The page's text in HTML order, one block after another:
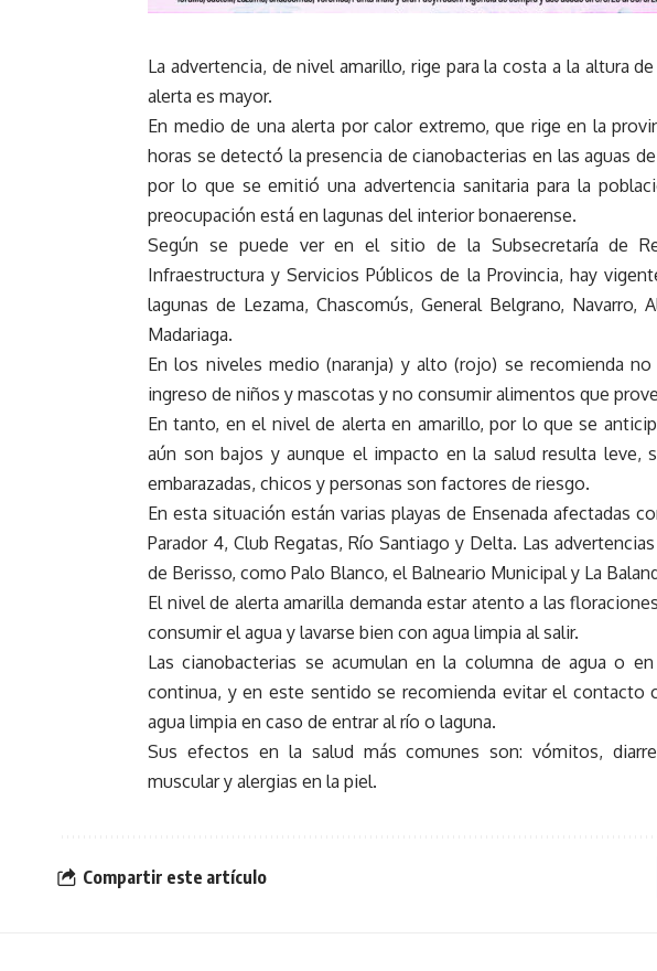
La advertencia, de nivel amarillo, rige para la costa a la altura
alerta es mayor.
En medio de una alerta por calor extremo, que rige en la
horas se detectó la presencia de cianobacterias en las aguas
por lo que se emitió una advertencia sanitaria para la
preocupación está en lagunas del interior bonaerense.
Según se puede ver en el sitio de la Subsecretaría de
Infraestructura y Servicios Públicos de la Provincia, hay
lagunas de Lezama, Chascomús, General Belgrano,
Madariaga.
En los niveles medio (naranja) y alto (rojo) se recomienda
ingreso de niños y mascotas y no consumir alimentos que
En tanto, en el nivel de alerta en amarillo, por lo que se
aún son bajos y aunque el impacto en la salud resulta leve,
embarazadas, chicos y personas son factores de riesgo.
En esta situación están varias playas de Ensenada afectadas
Parador 4, Club Regatas, Río Santiago y Delta. Las
de Berisso, como Palo Blanco, el Balneario Municipal y La
El nivel de alerta amarilla demanda estar atento a las
consumir el agua y lavarse bien con agua limpia al salir.
Las cianobacterias se acumulan en la columna de agua o
continua, y en este sentido se recomienda evitar el contacto
agua limpia en caso de entrar al río o laguna.
Sus efectos en la salud más comunes son: vómitos,
muscular y alergias en la piel.
Compartir este artículo